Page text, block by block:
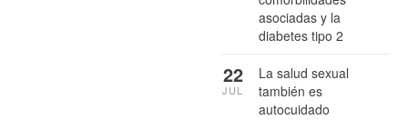
asociadas y la
diabetes tipo 2
La salud sexual
también es
autocuidado
22
JUL